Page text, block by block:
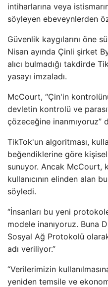
intiharlarına veya
söyleyen ebeveynlerden
Güvenlik kaygılarını öne
Nisan ayında Çinli şirket
alıcı bulmadığı takdirde
yasayı imzaladı.
McCourt, “Çin'in
devletin kontrolü ve
çözeceğine inanmıyoruz”
TikTok'un algoritması,
beğendiklerine göre
sunuyor. Ancak McCourt,
kullanıcının elinden alan
söyledi.
“İnsanları bu yeni
modele inanıyoruz. Buna
Sosyal Ağ Protokolü
adı veriliyor.”
“Verilerimizin
yeniden temsile ve